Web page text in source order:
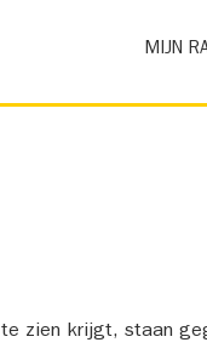
MIJN
zien krijgt, staan